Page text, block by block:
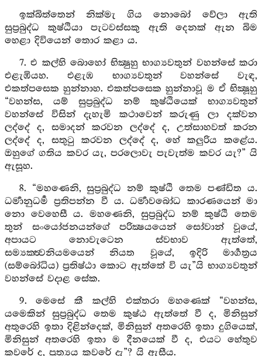
ඉක්බිත්තෙන් නික්මැ ගිය නොබෝ වේලා ඇති
සුප්‍රබුද්ධ කුෂ්ඨියා පැටවස්සකු ඇති දෙනක් ඇන බිම
හෙළා දිවියෙන් තොර කළා ය.
7. එ කල්හි බොහෝ භික්‍ෂුහු භාග්‍යවතුන් වහන්සේ කරා
එළැඹියහ. එළැඹ භාග්‍යවතුන් වහන්සේ වැඳ,
එකත්පසෙක හුන්නාහ. එකත්පසෙක හුන්නාවූ ම ඒ භික්‍ෂූහු
“වහන්ස, යම් සුප්‍රබුද්ධ නම් කුෂ්ඨියෙක් භාග්‍යවතුන්
වහන්සේ විසින් දැහැමි කථාවෙන් කරුණු ලා දක්වන
ලද්දේ ද, සමාදන් කරවන ලද්දේ ද, උත්සාහවත් කරන
ලද්දේ ද, සතුටු කරවන ලද්දේ ද, හේ කලුරිය කළේය.
ඔහුගේ ගතිය කවර යැ, පරලොවැ පැවැත්ම කවර යැ?” යි
ඇසූහ.
8. “මහණෙනි, සුප්‍රබුද්ධ නම් කුෂ්ඨි තෙම පණ්ඩිත ය.
ධර්‍මානුධර්‍ම ප්‍රතිපන්න වී ය. ධර්‍මාවබෝධ කාරණයෙන් මා
නො වෙහෙසී ය. මහණෙනි, සුප්‍රබුද්ධ නම් කුෂ්ඨි තෙම
තුන් සංයෝජනයන්ගේ පරික්‍ෂයයෙන් සෝවාන් වූයේ,
අපායට නොවැටෙන ස්වභාව ඇත්තේ,
සම්‍යක‍්ත්‍වනියමයෙන් නියත වූයේ, ඉදිරි මාර්‍ගත්‍රය
(සම්බෝධිය) ප්‍රතිෂ්ඨා කොට ඇත්තේ වි යැ”යි භාග්‍යවතුන්
වහන්සේ වදාළ සේක.
9. මෙසේ කී කල්හි එක්තරා මහණෙක් “වහන්ස,
යමෙකින් සුප්‍රබුද්ධ තෙම කුෂ්ඨ ඇත්තේ වී ද, මිනිසුන්
අතුරෙහි ඉතා දිළින්දෙක්, මිනිසුන් අතරෙහි ඉතා දුගියෙක්,
මිනිසුන් අතරෙහි ඉතා ම දීනයෙක් වී ද, එයට හේතුව
කවරේ ද, ප්‍රත්‍යය කවරේ දැ”? යි ඇසීය.